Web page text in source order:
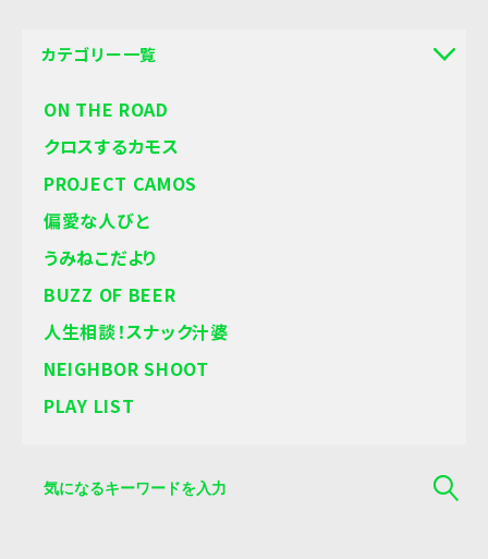
カテゴリー一覧
ON THE ROAD
クロスするカモス
PROJECT CAMOS
偏愛な人びと
うみねこだより
BUZZ OF BEER
人生相談！スナック汁婆
NEIGHBOR SHOOT
PLAY LIST